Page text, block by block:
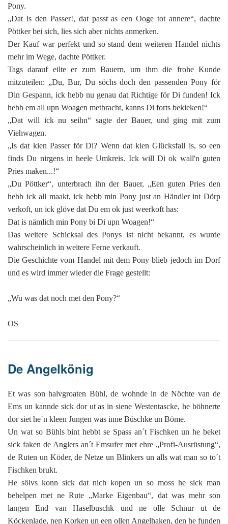
Pony.
„Dat is den Passer!, dat passt as een Ooge tot annere“, dachte
Pöttker bei sich, lies sich aber nichts anmerken.
Der Kauf war perfekt und so stand dem weiteren Handel nichts
mehr im Wege, dachte Pöttker.
Tags darauf eilte er zum Bauern, um ihm die frohe Kunde
mitzuteilen: „Du, Bur, Du söchs doch den passenden Pony för
Din Gespann, ick hebb nu genau dat Richtige för Di funden! Ick
hebb em all upn Woagen metbracht, kanns Di forts bekieken!“
„Dat will ick nu seihn“ sagte der Bauer, und ging mit zum
Viehwagen.
„Is dat kien Passer för Di? Wenn dat kien Glücksfall is, so een
finds Du nirgens in heele Umkreis. Ick will Di ok wall'n guten
Pries maken...!“
„Du Pöttker“, unterbrach ihn der Bauer, „Een guten Pries den
hebb ick all maakt, ick hebb min Pony just an Händler int Dörp
verkoft, un ick glöve dat Du em ok just weerkoft has:
Dat is nämlich min Pony bi Di upn Woagen!“
Das weitere Schicksal des Ponys ist nicht bekannt, es wurde
wahrscheinlich in weitere Ferne verkauft.
Die Geschichte vom Handel mit dem Pony blieb jedoch im Dorf
und es wird immer wieder die Frage gestellt:
„Wu was dat noch met den Pony?“
OS
De Angelkönig
Et was son halvgroaten Bühl, de wohnde in de Nöchte van de
Ems un kannde sick dor ut as in siene Westentascke, he böhnerte
dor siet he´n kleen Jungen was inne Büschke un Böme.
Un wat so Bühls bint hebbt se Spass an´t Fischken un he beket
sick faken de Anglers an´t Emsufer met ehre „Profi-Ausrüstung“,
de Ruten un Köder, de Netze un Blinkers un alls wat man so to´t
Fischken brukt.
He sölvs konn sick dat nich kopen un so moss he sick man
behelpen met ne Rute „Marke Eigenbau“, dat was mehr son
langen End van Haselbuschk und ne olle Schnur ut de
Köckenlade, nen Korken un een ollen Angelhaken, den he funden